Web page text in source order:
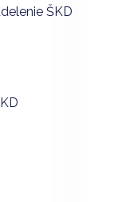
ŠKD